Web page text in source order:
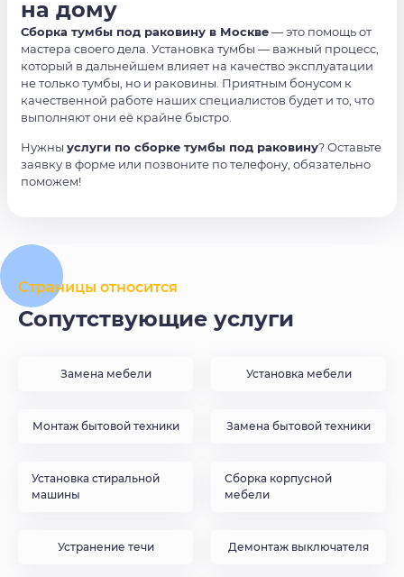
на дому
Сборка тумбы под раковину в Москве— это помощь от
мастера своего дела. Установка тумбы — важный процесс,
который в дальнейшем влияет на качество эксплуатации
не только тумбы, но и раковины. Приятным бонусом к
качественной работе наших специалистов будет и то, что
выполняют они её крайне быстро.
Нужны услуги по сборке тумбы под раковину? Оставьте
заявку в форме или позвоните по телефону, обязательно
поможем!
Страницы относится
Сопутствующие услуги
Замена мебели Установка мебели
Монтаж бытовой техники Замена бытовой техники
Установка стиральной
машины
Сборка корпусной
мебели
Устранение течи Демонтаж выключателя